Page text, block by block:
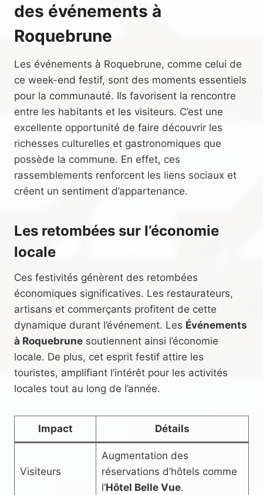
des événements à
Roquebrune
Les événements à Roquebrune, comme celui de
ce week-end festif, sont des moments essentiels
pour la communauté. Ils favorisent la rencontre
entre les habitants et les visiteurs. C’est une
excellente opportunité de faire découvrir les
richesses culturelles et gastronomiques que
possède la commune. En effet, ces
rassemblements renforcent les liens sociaux et
créent un sentiment d’appartenance.
Les retombées sur l’économie
locale
Ces festivités génèrent des retombées
économiques significatives. Les restaurateurs,
artisans et commerçants profitent de cette
dynamique durant l’événement. Les Événements
à Roquebrune soutiennent ainsi l’économie
locale. De plus, cet esprit festif attire les
touristes, amplifiant l’intérêt pour les activités
locales tout au long de l’année.
Impact Détails
Visiteurs
Augmentation des
réservations d’hôtels comme
l’Hôtel Belle Vue.